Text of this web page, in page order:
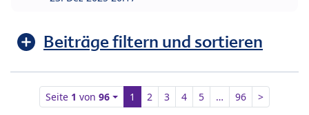
Beiträge filtern und sortieren
Seite 1 von96 1 2 3 4 5 … 96 >